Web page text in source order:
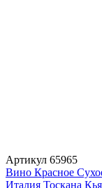
Артикул 65965
Вино Красное
Италия Тоскана